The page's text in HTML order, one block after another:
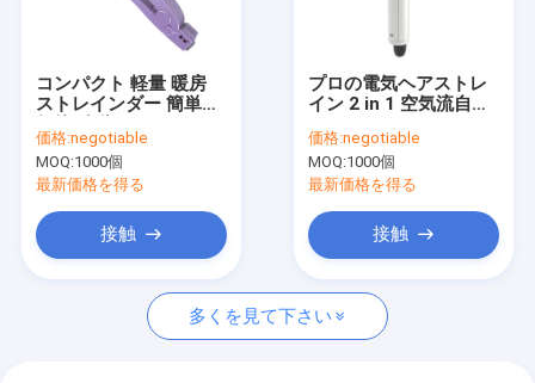
工場 ツアー
連絡 ください
ニュース
事件
引金 を 求め て ください
コンパクト 軽量 暖房
ストレインダー 簡単に
価格:negotiable
MOQ:1000個
最新価格を得る
接触
プロの電気ヘアストレ
イン 2 in 1 空気流自動
価格:negotiable
MOQ:1000個
最新価格を得る
接触
多くを見て下さい